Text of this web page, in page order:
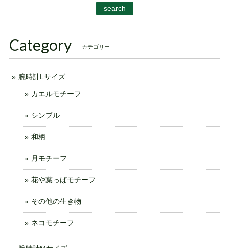
search
Category カテゴリー
腕時計Lサイズ
カエルモチーフ
シンプル
和柄
月モチーフ
花や葉っぱモチーフ
その他の生き物
ネコモチーフ